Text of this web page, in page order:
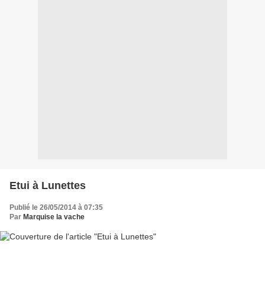
Etui à Lunettes
Publié le 26/05/2014 à 07:35
Par Marquise la vache